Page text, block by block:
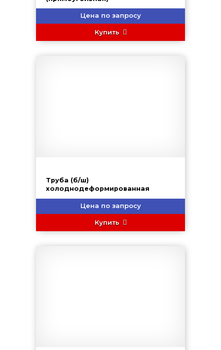
Цена по запросу
Купить
Труба (б/ш)
холоднодеформированная
Цена по запросу
Купить